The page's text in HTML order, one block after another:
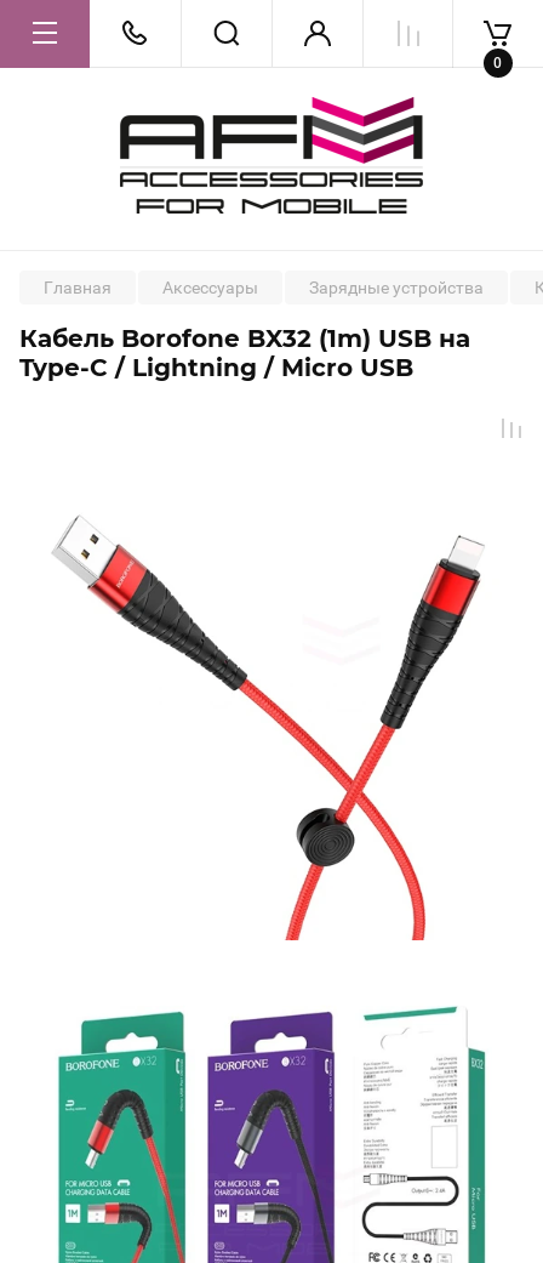
0
Главная Аксессуары Зарядные устройства
Кабель Borofone BX32 (1m) USB на
Type-C / Lightning / Micro USB